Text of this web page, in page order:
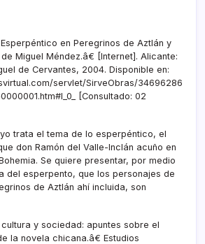
en Peregrinos de Aztlán y
Miguel Méndez.â€ [Internet]. Alicante:
de Cervantes, 2004. Disponible en:
servlet/SirveObras/34696286
[Consultado: 02
trata el tema de lo esperpéntico, el
don Ramón del Valle-Inclán acuño en
Se quiere presentar, por medio
del esperpento, que los personajes de
de Aztlán ahí­ incluida, son
y sociedad: apuntes sobre el
la novela chicana.â€ Estudios